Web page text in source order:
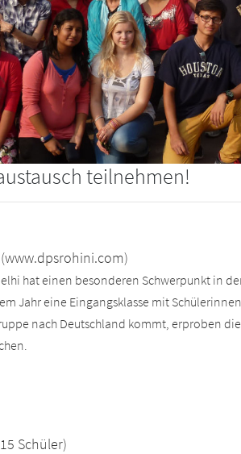
teilnehmen!
hat einen besonderen Schwerpunkt in
Jahr eine Eingangsklasse mit
nach Deutschland kommt, erproben
Schüler)